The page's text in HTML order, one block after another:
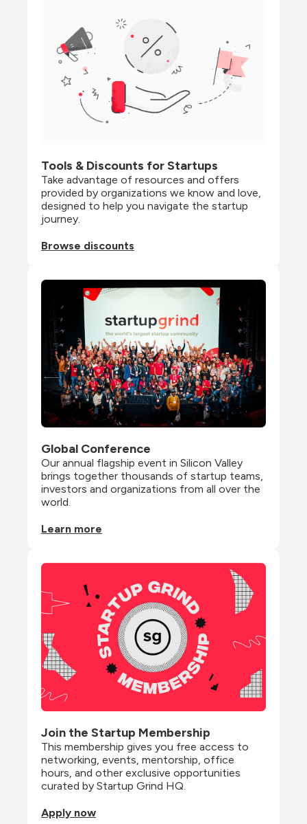
Tools & Discounts for Startups
Take advantage of resources and offers
provided by organizations we know and love,
designed to help you navigate the startup
journey.
Browse discounts
Global Conference
Our annual flagship event in Silicon Valley
brings together thousands of startup teams,
investors and organizations from all over the
world.
Learn more
Join the Startup Membership
This membership gives you free access to
networking, events, mentorship, office
hours, and other exclusive opportunities
curated by Startup Grind HQ.
Apply now